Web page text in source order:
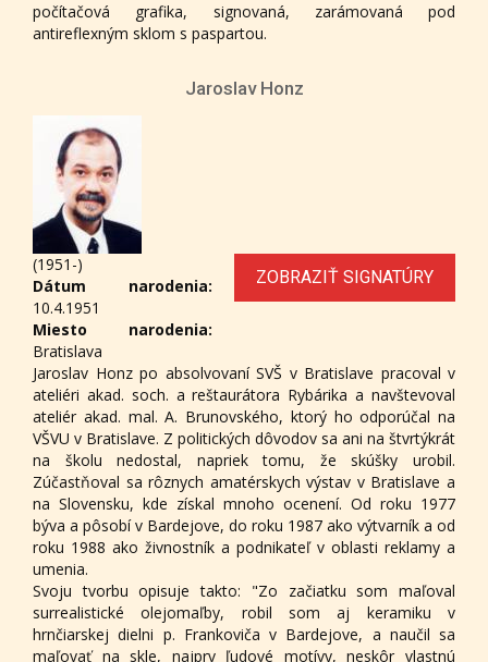
počítačová grafika, signovaná, zarámovaná pod
antireflexným sklom s paspartou.
Jaroslav Honz
ZOBRAZIŤ SIGNATÚRY
(1951-)
Dátum narodenia:
10.4.1951
Miesto narodenia:
Bratislava
Jaroslav Honz po absolvovaní SVŠ v Bratislave pracoval v
ateliéri akad. soch. a reštaurátora Rybárika a navštevoval
ateliér akad. mal. A. Brunovského, ktorý ho odporúčal na
VŠVU v Bratislave. Z politických dôvodov sa ani na štvrtýkrát
na školu nedostal, napriek tomu, že skúšky urobil.
Zúčastňoval sa rôznych amatérskych výstav v Bratislave a
na Slovensku, kde získal mnoho ocenení. Od roku 1977
býva a pôsobí v Bardejove, do roku 1987 ako výtvarník a od
roku 1988 ako živnostník a podnikateľ v oblasti reklamy a
umenia.
Svoju tvorbu opisuje takto: "Zo začiatku som maľoval
surrealistické olejomaľby, robil som aj keramiku v
hrnčiarskej dielni p. Frankoviča v Bardejove, a naučil sa
maľovať na skle, najprv ľudové motívy, neskôr vlastnú